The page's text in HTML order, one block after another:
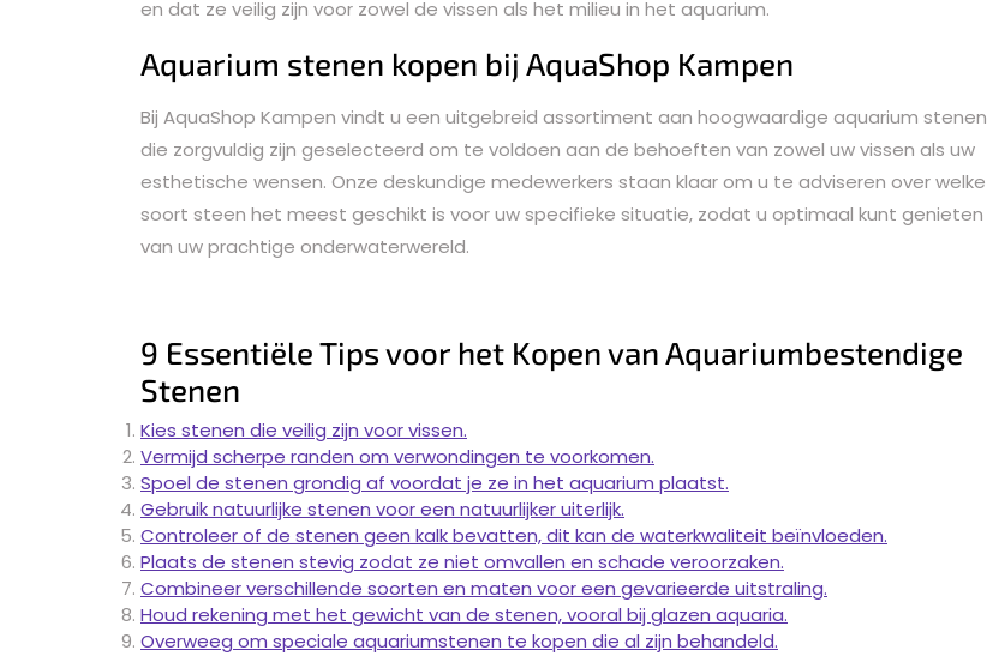
en dat ze veilig zijn voor zowel de vissen als het milieu in het aquarium.
Aquarium stenen kopen bij AquaShop Kampen
Bij AquaShop Kampen vindt u een uitgebreid assortiment aan hoogwaardige aquarium stenen
die zorgvuldig zijn geselecteerd om te voldoen aan de behoeften van zowel uw vissen als uw
esthetische wensen. Onze deskundige medewerkers staan klaar om u te adviseren over welke
soort steen het meest geschikt is voor uw specifieke situatie, zodat u optimaal kunt genieten
van uw prachtige onderwaterwereld.
9 Essentiële Tips voor het Kopen van Aquariumbestendige
Stenen
Kies stenen die veilig zijn voor vissen.
Vermijd scherpe randen om verwondingen te voorkomen.
Spoel de stenen grondig af voordat je ze in het aquarium plaatst.
Gebruik natuurlijke stenen voor een natuurlijker uiterlijk.
Controleer of de stenen geen kalk bevatten, dit kan de waterkwaliteit beïnvloeden.
Plaats de stenen stevig zodat ze niet omvallen en schade veroorzaken.
Combineer verschillende soorten en maten voor een gevarieerde uitstraling.
Houd rekening met het gewicht van de stenen, vooral bij glazen aquaria.
Overweeg om speciale aquariumstenen te kopen die al zijn behandeld.